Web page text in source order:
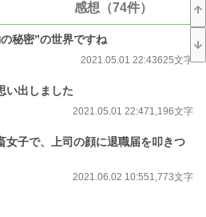
感想（74件）
秘密”の世界ですね
2021.05.01 22:43625文字
い出しました
2021.05.01 22:471,196文字
子で、上司の顔に退職届を叩きつ
2021.06.02 10:551,773文字